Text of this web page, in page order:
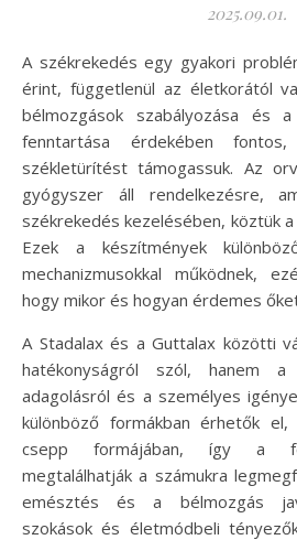
2025.09.01.
A székrekedés egy gyakori probléma, amely sok embert
érint, függetlenül az életkorától
bélmozgások szabályozása és
fenntartása érdekében
székletürítést támogassuk. Az
gyógyszer áll rendelkezésre,
székrekedés kezelésében, köztük
Ezek a készítmények
mechanizmusokkal működnek,
hogy mikor és hogyan érdemes
A Stadalax és a Guttalax közötti
hatékonyságról szól, hanem a
adagolásról és a személyes
különböző formákban érhetők
csepp formájában, így a
megtalálhatják a számukra
emésztés és a bélmozgás
szokások és életmódbeli